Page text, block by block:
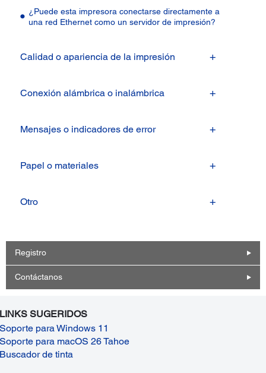
¿Puede esta impresora conectarse directamente a
una red Ethernet como un servidor de impresión?
Calidad o apariencia de la impresión
Conexión alámbrica o inalámbrica
Mensajes o indicadores de error
Papel o materiales
Otro
Registro
Contáctanos
LINKS SUGERIDOS
Soporte para Windows 11
Soporte para macOS 26 Tahoe
Buscador de tinta